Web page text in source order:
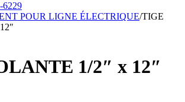
6229
POUR LIGNE ÉLECTRIQUE/TIGE
1/2″ x 12″